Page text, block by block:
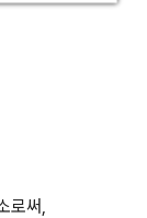
로써,